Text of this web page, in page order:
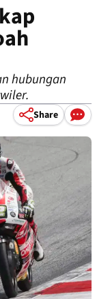
hubungan
Share